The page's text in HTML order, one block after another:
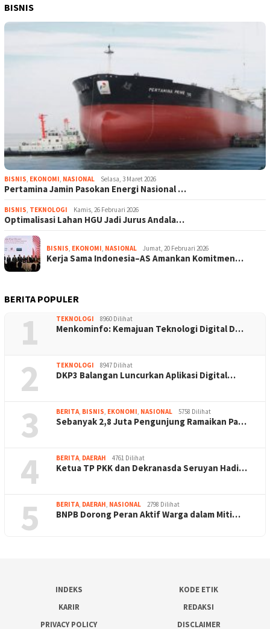
BISNIS
BISNIS EKONOMI NASIONAL Selasa, 3 Maret 2026
Pertamina Jamin Pasokan Energi Nasional …
BISNIS TEKNOLOGI Kamis, 26 Februari 2026
Optimalisasi Lahan HGU Jadi Jurus Andala…
BISNIS EKONOMI NASIONAL Jumat, 20 Februari 2026
Kerja Sama Indonesia–AS Amankan Komitmen…
BERITA POPULER
1 TEKNOLOGI 8960 Dilihat
Menkominfo: Kemajuan Teknologi Digital D…
2 TEKNOLOGI 8947 Dilihat
DKP3 Balangan Luncurkan Aplikasi Digital…
3 BERITA BISNIS EKONOMI NASIONAL 5758 Dilihat
Sebanyak 2,8 Juta Pengunjung Ramaikan Pa…
4 BERITA DAERAH 4761 Dilihat
Ketua TP PKK dan Dekranasda Seruyan Hadi…
5 BERITA DAERAH NASIONAL 2798 Dilihat
BNPB Dorong Peran Aktif Warga dalam Miti…
INDEKS
KODE ETIK
KARIR
REDAKSI
PRIVACY POLICY
DISCLAIMER